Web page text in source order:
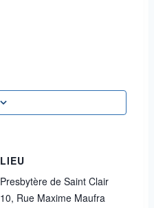
LIEU
Presbytère de Saint Clair
10, Rue Maxime Maufra